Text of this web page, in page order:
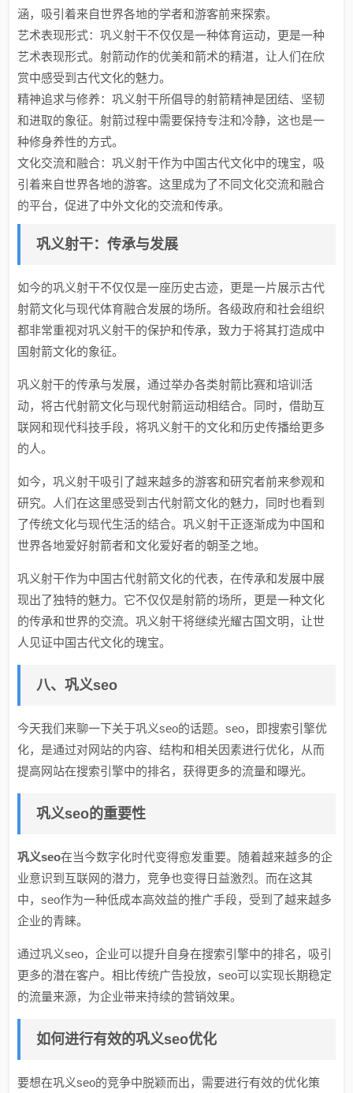
涵，吸引着来自世界各地的学者和游客前来探索。
艺术表现形式：巩义射干不仅仅是一种体育运动，更是一种
艺术表现形式。射箭动作的优美和箭术的精湛，让人们在欣
赏中感受到古代文化的魅力。
精神追求与修养：巩义射干所倡导的射箭精神是团结、坚韧
和进取的象征。射箭过程中需要保持专注和冷静，这也是一
种修身养性的方式。
文化交流和融合：巩义射干作为中国古代文化中的瑰宝，吸
引着来自世界各地的游客。这里成为了不同文化交流和融合
的平台，促进了中外文化的交流和传承。
巩义射干：传承与发展
如今的巩义射干不仅仅是一座历史古迹，更是一片展示古代
射箭文化与现代体育融合发展的场所。各级政府和社会组织
都非常重视对巩义射干的保护和传承，致力于将其打造成中
国射箭文化的象征。
巩义射干的传承与发展，通过举办各类射箭比赛和培训活
动，将古代射箭文化与现代射箭运动相结合。同时，借助互
联网和现代科技手段，将巩义射干的文化和历史传播给更多
的人。
如今，巩义射干吸引了越来越多的游客和研究者前来参观和
研究。人们在这里感受到古代射箭文化的魅力，同时也看到
了传统文化与现代生活的结合。巩义射干正逐渐成为中国和
世界各地爱好射箭者和文化爱好者的朝圣之地。
巩义射干作为中国古代射箭文化的代表，在传承和发展中展
现出了独特的魅力。它不仅仅是射箭的场所，更是一种文化
的传承和世界的交流。巩义射干将继续光耀古国文明，让世
人见证中国古代文化的瑰宝。
八、巩义seo
今天我们来聊一下关于巩义seo的话题。seo，即搜索引擎优
化，是通过对网站的内容、结构和相关因素进行优化，从而
提高网站在搜索引擎中的排名，获得更多的流量和曝光。
巩义seo的重要性
巩义seo在当今数字化时代变得愈发重要。随着越来越多的企
业意识到互联网的潜力，竞争也变得日益激烈。而在这其
中，seo作为一种低成本高效益的推广手段，受到了越来越多
企业的青睐。
通过巩义seo，企业可以提升自身在搜索引擎中的排名，吸引
更多的潜在客户。相比传统广告投放，seo可以实现长期稳定
的流量来源，为企业带来持续的营销效果。
如何进行有效的巩义seo优化
要想在巩义seo的竞争中脱颖而出，需要进行有效的优化策